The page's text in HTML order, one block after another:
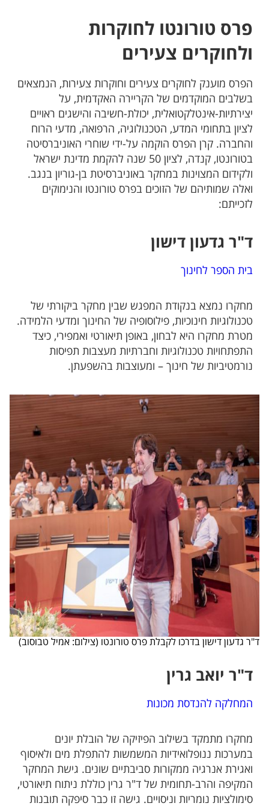
פרס טורונטו לחוקרות
ולחוקרים צעירים
הפרס מוענק לחוקרים צעירים וחוקרות צעירות, הנמצאים
בשלבים המוקדמים של הקריירה האקדמית, על
יצירתיות-אינטלקטואלית, יכולת-חשיבה והישגים ראויים
לציון בתחומי המדע, הטכנולוגיה, הרפואה, מדעי הרוח
והחברה. קרן הפרס הוקמה על-ידי שוחרי האוניברסיטה
בטורונטו, קנדה, לציון 50 שנה להקמת מדינת ישראל
ולקידום המצוינות במחקר באוניברסיטת בן-גוריון בנגב.
ואלה שמותיהם של הזוכים בפרס טורונטו והנימוקים
לזכייתם:
ד"ר גדעון דישון
בית הספר לחינוך
מחקרו נמצא בנקודת המפגש שבין מחקר ביקורתי של
טכנולוגיות חינוכיות, פילוסופיה של החינוך ומדעי הלמידה.
מטרת מחקרו היא לבחון, באופן תיאורטי ואמפירי, כיצד
התפתחויות טכנולוגיות וחברתיות מעצבות תפיסות
נורמטיביות של חינוך – ומעוצבות בהשפעתן.
ד"ר גדעון דישון בדרכו לקבלת פרס טורונטו (צילום: אמיל טבוסוב)
ד"ר יואב גרין
המחלקה להנדסת מכונות
מחקרו מתמקד בשילוב הפיזיקה של הובלת יונים
במערכות ננופלואידיות המשמשות להתפלת מים ולאיסוף
ואגירת אנרגיה ממקורות סביבתיים שונים. גישת המחקר
המקיפה והרב-תחומית של ד"ר גרין כוללת ניתוח תיאורטי,
סימולציות נומריות וניסויים. גישה זו כבר סיפקה תובנות